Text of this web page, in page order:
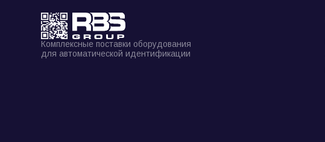
Комплексные поставки оборудования
для автоматической идентификации